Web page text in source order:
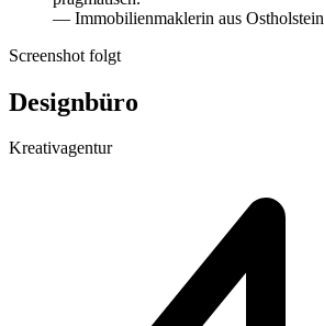
— Immobilienmaklerin aus Ostholstein
Screenshot folgt
Designbüro
Kreativagentur